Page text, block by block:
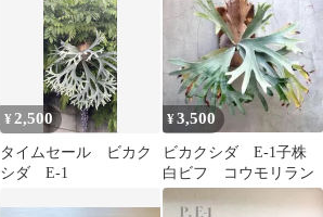
¥2,500
タイムセール ビカク
シダ E-1
¥3,500
ビカクシダ E-1子株
白ビフ コウモリラン